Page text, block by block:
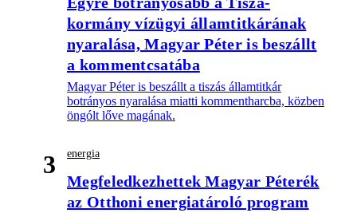
kormány vízügyi államtitkárának
nyaralása, Magyar Péter is beszállt
a kommentcsatába
Magyar Péter is beszállt a tiszás államtitkár
botrányos nyaralása miatti kommentharcba, közben
öngólt lőve magának.
3 energia
Megfeledkezhettek Magyar Péterék
az Otthoni energiatároló program